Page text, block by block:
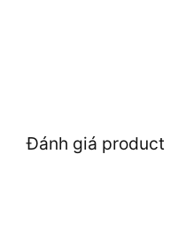
Đánh giá product